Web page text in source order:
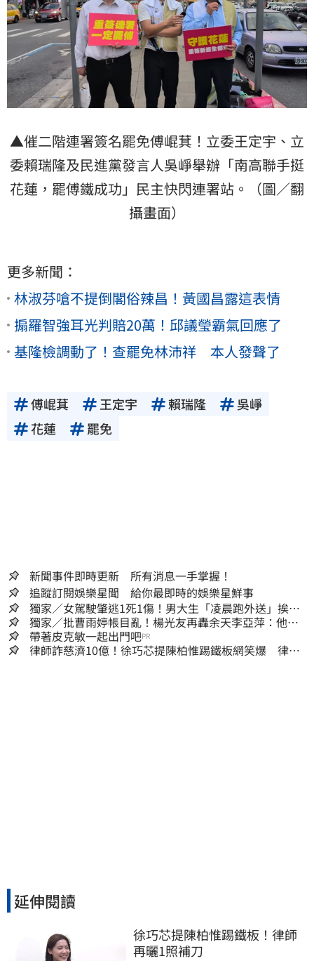
▲催二階連署簽名罷免傅崐萁！立委王定宇、立
委賴瑞隆及民進黨發言人吳崢舉辦「南高聯手挺
花蓮，罷傅鐵成功」民主快閃連署站。（圖／翻
攝畫面）
更多新聞：
林淑芬嗆不提倒閣俗辣昌！黃國昌露這表情
搧羅智強耳光判賠20萬！邱議瑩霸氣回應了
基隆檢調動了！查罷免林沛祥 本人發聲了
傅崐萁 王定宇 賴瑞隆
吳崢
花蓮
罷免
新聞事件即時更新 所有消息一手掌握！
追蹤訂閱娛樂星聞 給你最即時的娛樂星鮮事
獨家／女駕駛肇逃1死1傷！男大生「凌晨跑外送」挨
撞 媽淚：家快瓦解
獨家／批曹雨婷帳目亂！楊光友再轟余天李亞萍：他們
工會跟演藝圈沒關
帶著皮克敏一起出門吧PR
律師詐慈濟10億！徐巧芯提陳柏惟踢鐵板網笑爆 律師
延伸閱讀
徐巧芯提陳柏惟踢鐵板！律師
再曬1照補刀